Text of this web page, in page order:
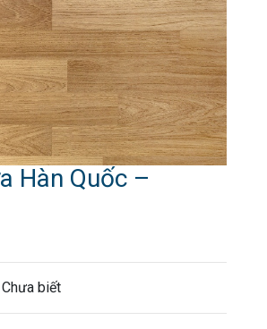
Hàn Quốc –
Chưa biết